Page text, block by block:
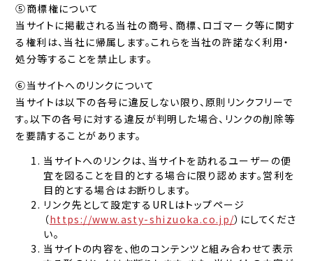
⑤商標権について
当サイトに掲載される当社の商号、商標、ロゴマーク等に関す
る権利は、当社に帰属します。これらを当社の許諾なく利用・
処分等することを禁止します。
⑥当サイトへのリンクについて
当サイトは以下の各号に違反しない限り、原則リンクフリーで
す。以下の各号に対する違反が判明した場合、リンクの削除等
を要請することがあります。
当サイトへのリンクは、当サイトを訪れるユーザーの便
宜を図ることを目的とする場合に限り認めます。営利を
目的とする場合はお断りします。
リンク先として設定するURLはトップページ
（https://www.asty-shizuoka.co.jp/）にしてくださ
い。
当サイトの内容を、他のコンテンツと組み合わせて表示